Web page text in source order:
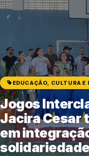
EDUCAÇÃO, CULTURA E
Jogos
Jacira Cesar
em